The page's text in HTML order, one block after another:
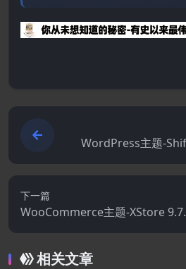
WordPress主题-
下一篇
WooCommerce主题-XStore
WooCommerce主题
相关文章